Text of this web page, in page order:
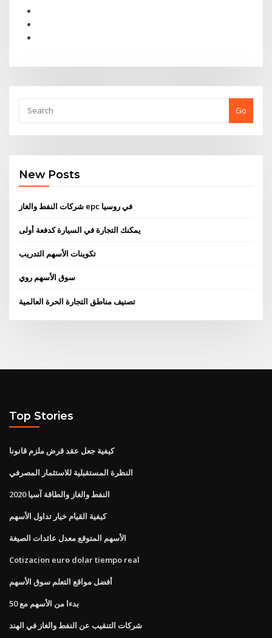
Go
New Posts
شركات النفط والغاز epc في روسيا
يمكنك التجارة في السيارة كدفعة أولى
تكوينات الأسهم التدريب
سوق الأسهم روي
تصنيف مناطق التجارة الحرة العالمية
Top Stories
كيفية جعل عقد قرض ملزم قانونا
النظرة المستقبلية للاستثمار المصرفي
النفط والغاز والطاقة آسيا 2020
كيفية القيام خيار تداول الأسهم
الأسهم المتوقع معدل عائدات الصيغة
Cotizacion euro dolar tiempo real
أفضل مواقع التعلم سوق الأسهم
بدءا من الأسهم مع 50
شركات التنقيب عن النفط والغاز في الهند